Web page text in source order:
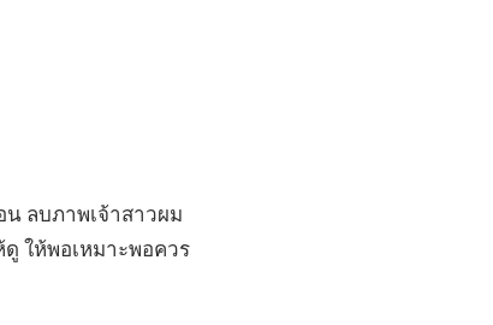
ลบภาพเจ้าสาวผม
ให้พอเหมาะพอควร